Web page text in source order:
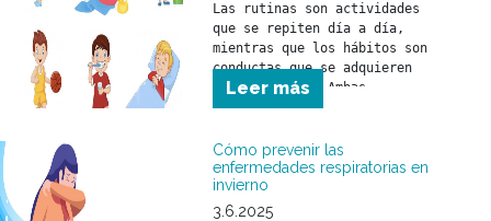
Las rutinas son actividades
que se repiten día a día,
mientras que los hábitos son
conductas que se adquieren
con el tiempo. Ambas
herramientas ayudan a que
mundo que los rodea y se
sientan seguros frente a los
desafíos del día a día.
Leer más
Cómo prevenir las
enfermedades respiratorias en
invierno
3.6.2025